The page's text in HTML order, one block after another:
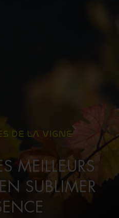
DE LA VIGNE
MEILLEURS
SUBLIMER